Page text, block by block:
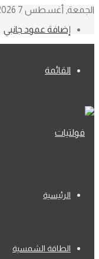
الجمعة, أغسطس 7 2026
إضافة عمود جانبي
القائمة
الرئيسية
الطاقة الشمسية